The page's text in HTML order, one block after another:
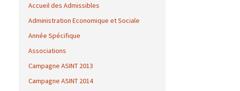
Accueil des Admissibles
Administration Economique et Sociale
Année Spécifique
Associations
Campagne ASINT 2013
Campagne ASINT 2014